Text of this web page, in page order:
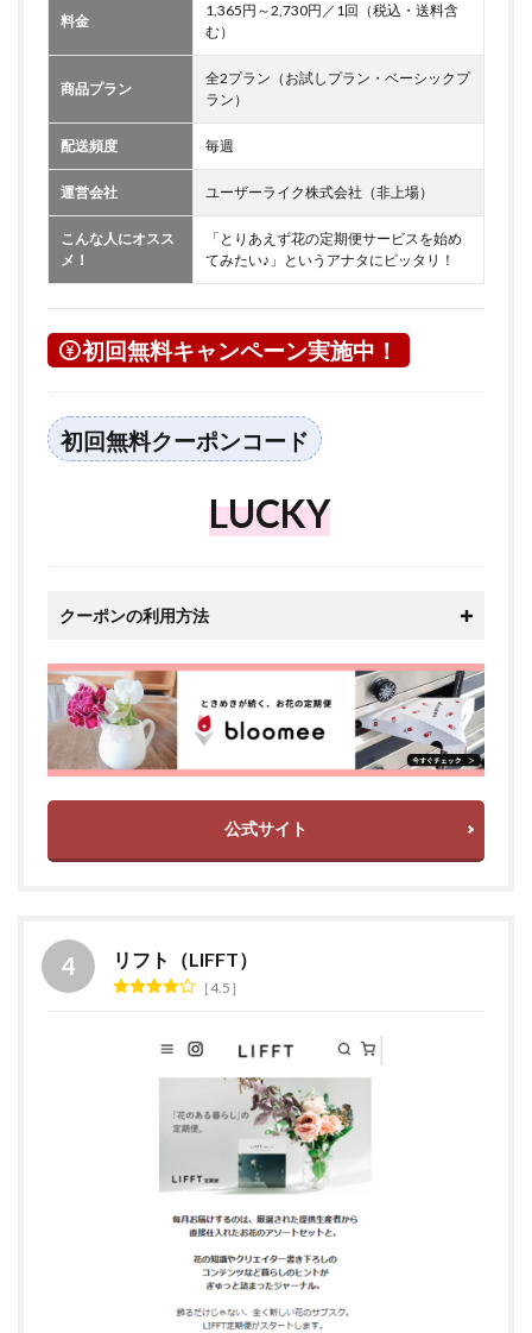
料金
1,365円～2,730円／1回（税込・送料含
む）
商品プラン
全2プラン（お試しプラン・ベーシックプ
ラン）
配送頻度 毎週
運営会社 ユーザーライク株式会社（非上場）
こんな人にオスス
メ！
「とりあえず花の定期便サービスを始め
てみたい♪」というアナタにピッタリ！
初回無料キャンペーン実施中！
初回無料クーポンコード
LUCKY
クーポンの利用方法
公式サイト
リフト（LIFFT）
4.5